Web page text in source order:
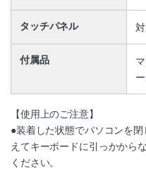
タッチパネル
付属品
【使用上のご注意】
●装着した状態でパソコンを
えてキーボードに引っかから
ください。